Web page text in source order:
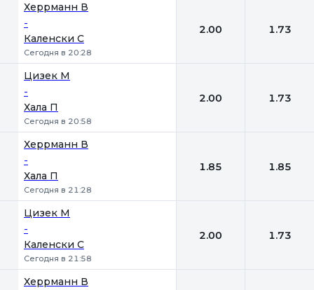
Херрманн В
-
Каленски С
Сегодня в 20:28
2.00 1.73
Цизек М
-
Хала П
Сегодня в 20:58
2.00 1.73
Херрманн В
-
Хала П
Сегодня в 21:28
1.85 1.85
Цизек М
-
Каленски С
Сегодня в 21:58
2.00 1.73
Херрманн В